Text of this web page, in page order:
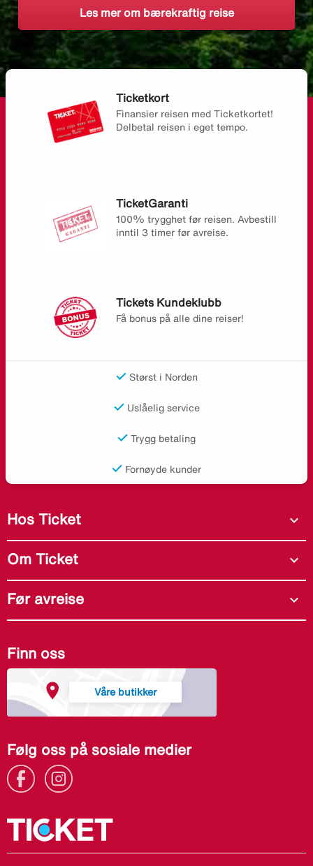
Les mer om bærekraftig reise
Ticketkort
Finansier reisen med Ticketkortet!
Delbetal reisen i eget tempo.
TicketGaranti
100% trygghet før reisen. Avbestill
inntil 3 timer før avreise.
Tickets Kundeklubb
Få bonus på alle dine reiser!
Størst i Norden
Uslåelig service
Trygg betaling
Fornøyde kunder
Hos Ticket expand_more
Om Ticket expand_more
Før avreise expand_more
Finn oss
Våre butikker
Følg oss på sosiale medier